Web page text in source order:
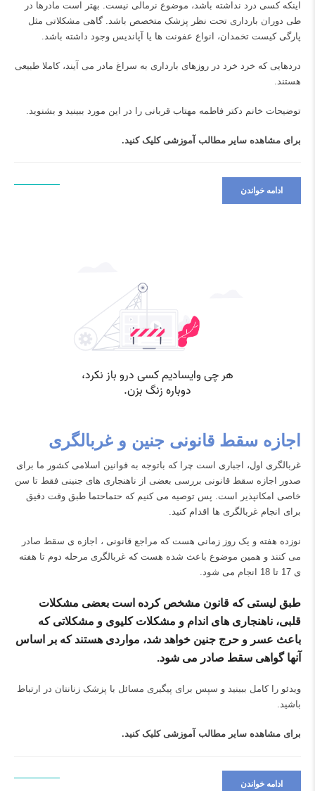
اینکه کسی درد نداشته باشد، موضوع نرمالی نیست. بهتر است مادرها در
طی دوران بارداری تحت نظر پزشک متخصص باشد. گاهی مشکلاتی مثل
پارگی کیست تخمدان، انواع عفونت ها یا
آپاندیس وجود داشته باشد.
دردهایی که خرد خرد در روزهای بارداری به سراغ مادر می آیند، کاملا طبیعی
هستند.
توضیحات خانم دکتر فاطمه مهتاب قربانی را در این مورد ببینید و بشنوید.
برای مشاهده سایر مطالب آموزشیکلیک کنید.
ادامه خواندن
اجازه سقط قانونی جنین و غربالگری
غربالگری اول، اجباری است چرا که باتوجه به قوانین اسلامی کشور ما برای
صدور اجازه سقط قانونی بررسی بعضی از ناهنجاری های جنینی فقط تا سن
خاصی امکانپذیر است. پس توصیه می کنیم که حتماحتما طبق وقت دقیق
برای انجام غربالگری ها اقدام کنید.
نوزده هفته و یک روز زمانی هست که مراجع قانونی ، اجازه ی سقط صادر
می کنند و همین موضوع باعث شده هست که غربالگری مرحله دوم تا هفته
ی 17 تا 18 انجام می شود.
طبق لیستی که قانون مشخص کرده است بعضی مشکلات
قلبی، ناهنجاری های اندام و مشکلات کلیوی و مشکلاتی که
باعث عسر و حرج جنین خواهد شد، مواردی هستند که بر اساس
آنها گواهی سقط صادر می شود.
ویدئو را کامل ببینید و سپس برای پیگیری مسائل با پزشک زنانتان در ارتباط
باشید.
برای مشاهده سایر مطالب آموزشیکلیک کنید.
ادامه خواندن